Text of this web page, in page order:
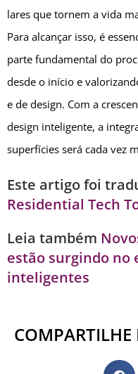
lares que tornem a vida
Para alcançar isso, é
parte fundamental do
desde o início e
e de design. Com a
design inteligente, a
superfícies será cada vez
Este artigo foi
Residential Tech
Leia também
estão surgindo no
inteligentes
COMPARTILHE